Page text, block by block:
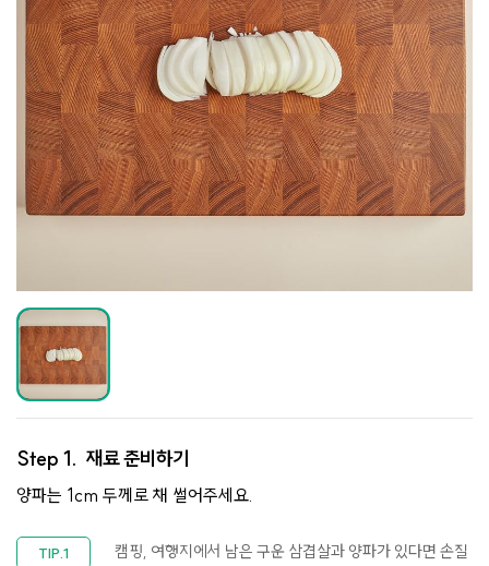
Step 1. 재료 준비하기
양파는 1cm 두께로 채 썰어주세요.
캠핑, 여행지에서 남은 구운 삼겹살과 양파가 있다면 손질